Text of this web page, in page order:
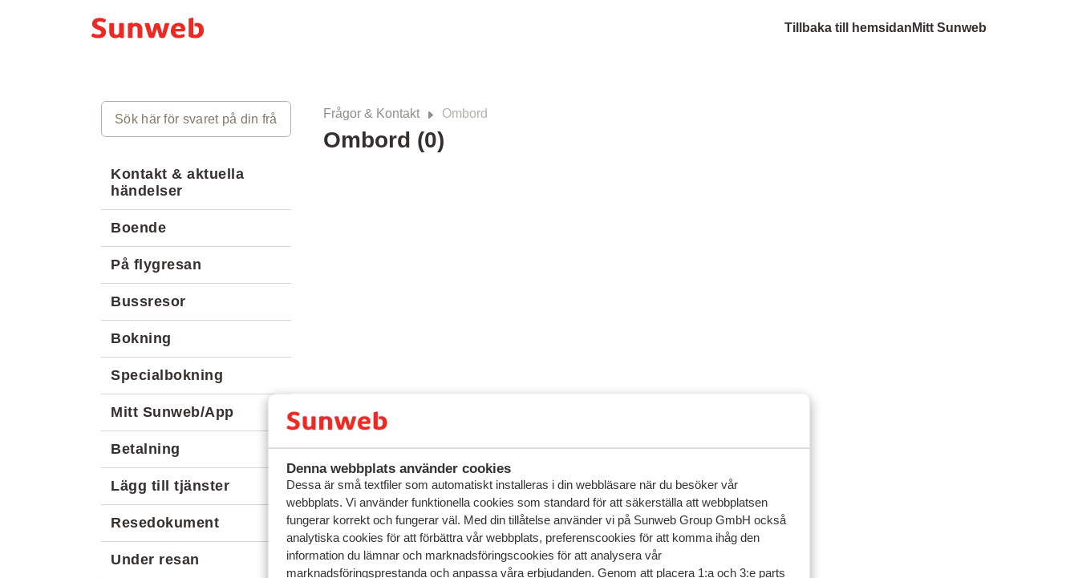
Denna webbplats använder cookies
Dessa är små textfiler som automatiskt installeras i din webbläsare när du besöker vår
webbplats. Vi använder funktionella cookies som standard för att säkerställa att webbplatsen
fungerar korrekt och fungerar väl. Med din tillåtelse använder vi på Sunweb Group GmbH också
analytiska cookies för att förbättra vår webbplats, preferenscookies för att komma ihåg den
information du lämnar och marknadsföringscookies för att analysera vår
marknadsföringsprestanda och anpassa våra erbjudanden. Genom att placera 1:a och 3:e parts
Tillbaka till hemsidan Mitt Sunweb
Kontakt & aktuella
händelser
Boende
På flygresan
Bussresor
Bokning
Specialbokning
Mitt Sunweb/App
Betalning
Lägg till tjänster
Resedokument
Under resan
Frågor & Kontakt Ombord
Ombord (0)